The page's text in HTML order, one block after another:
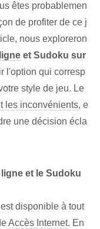
êtes probablemen
de profiter de ce j
nous exploreron
et Sudoku sur
l'option qui corresp
style de jeu. Le
les inconvénients, e
une décision écla
et le Sudoku
est disponible à tout
Accès Internet. En